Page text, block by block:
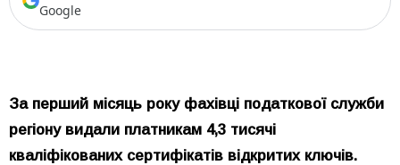
Google
За перший місяць року фахівці податкової служби
регіону видали платникам 4,3 тисячі
кваліфікованих сертифікатів відкритих ключів.